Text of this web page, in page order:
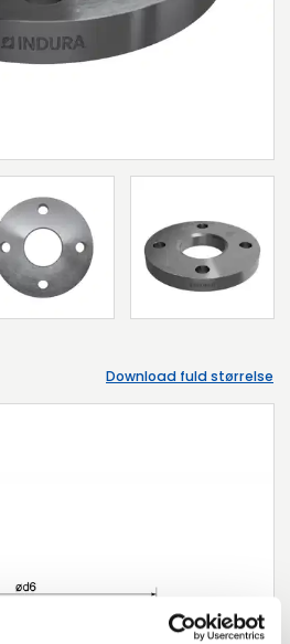
Download fuld størrelse